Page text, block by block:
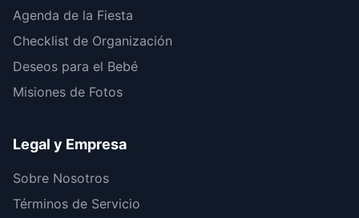
Agenda de la Fiesta
Checklist de Organización
Deseos para el Bebé
Misiones de Fotos
Legal y Empresa
Sobre Nosotros
Términos de Servicio